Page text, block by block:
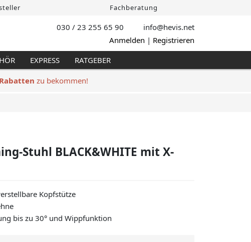
Fachberatung
030 / 23 255 65 90 info@hevis.net
Anmelden | Registrieren
EXPRESS RATGEBER
zu bekommen!
Stuhl BLACK&WHITE mit X-
Kopfstütze
bis zu 30° und Wippfunktion